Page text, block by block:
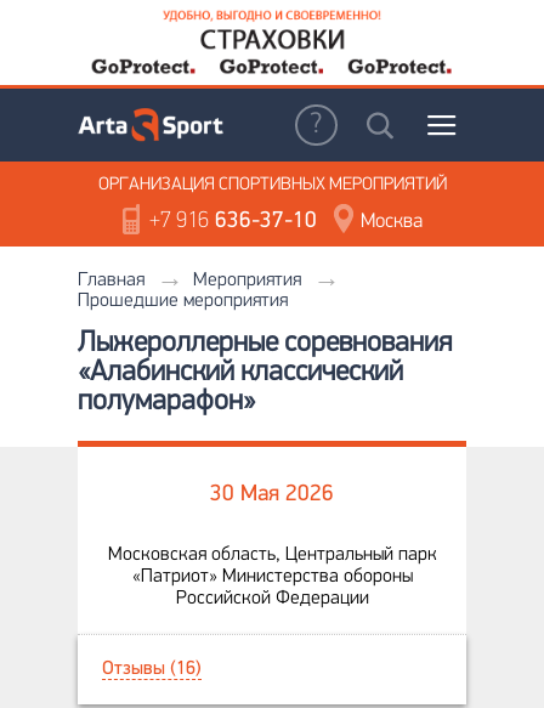
ОРГАНИЗАЦИЯ СПОРТИВНЫХ МЕРОПРИЯТИЙ
+7 916636-37-10 Москва
Главная
Мероприятия
Прошедшие мероприятия
Лыжероллерные соревнования
«Алабинский классический
полумарафон»
30 Мая 2026
Московская область, Центральный парк
«Патриот» Министерства обороны
Российской Федерации
Отзывы (16)